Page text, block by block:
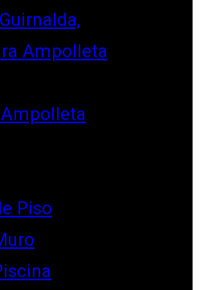
Ampolleta
Piso